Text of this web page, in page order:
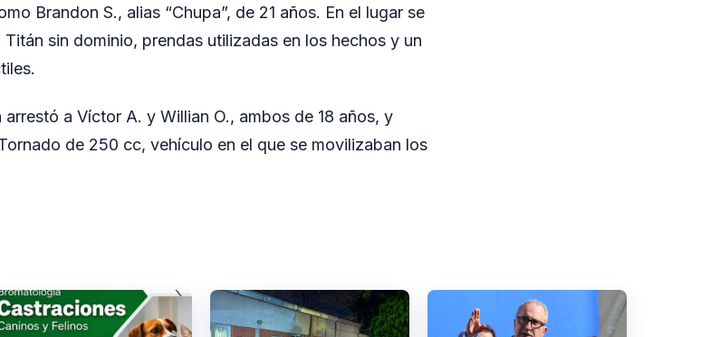
Brandon S., alias “Chupa”, de 21 años. En el lugar se
sin dominio, prendas utilizadas en los hechos y un
a Víctor A. y Willian O., ambos de 18 años, y
de 250 cc, vehículo en el que se movilizaban los